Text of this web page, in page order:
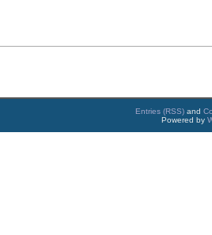
Entries (RSS) and
Powered by